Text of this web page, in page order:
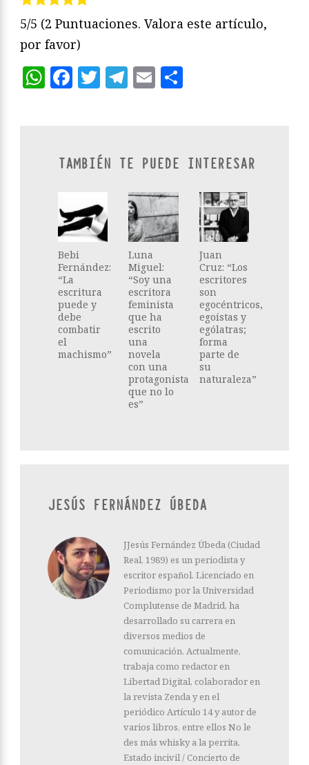
5/5 (2 Puntuaciones. Valora este artículo,
por favor)
WhatsApp
Facebook
Twitter
Telegram
Email
TAMBIÉN TE PUEDE INTERESAR
Bebi
Fernández:
“La
escritura
puede y
debe
combatir
el
machismo”
Luna
Miguel:
“Soy una
escritora
feminista
que ha
escrito
una
novela
con una
protagonista
que no lo
es”
Juan
Cruz: “Los
escritores
son
egocéntricos,
egoístas y
ególatras;
forma
parte de
su
naturaleza”
JESÚS FERNÁNDEZ ÚBEDA
JJesús Fernández Úbeda (Ciudad
Real, 1989) es un periodista y
escritor español. Licenciado en
Periodismo por la Universidad
Complutense de Madrid, ha
desarrollado su carrera en
diversos medios de
comunicación. Actualmente,
trabaja como redactor en
Libertad Digital, colaborador en
la revista Zenda y en el
periódico Artículo 14 y autor de
varios libros, entre ellos No le
des más whisky a la perrita,
Estado incivil / Concierto de